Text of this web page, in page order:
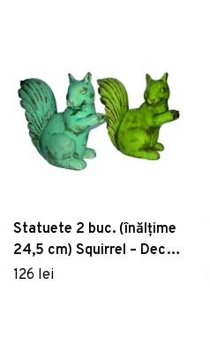
Statuete 2 buc. (înălțime
24,5 cm) Squirrel – Deco
Pleasure
126 lei